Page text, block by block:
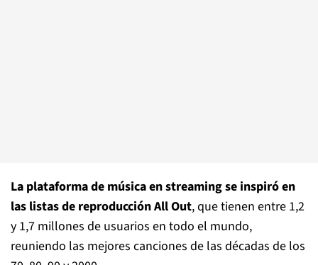
La plataforma de música en streaming se inspiró en
las listas de reproducción All Out, que tienen entre 1,2
y 1,7 millones de usuarios en todo el mundo,
reuniendo las mejores canciones de las décadas de los